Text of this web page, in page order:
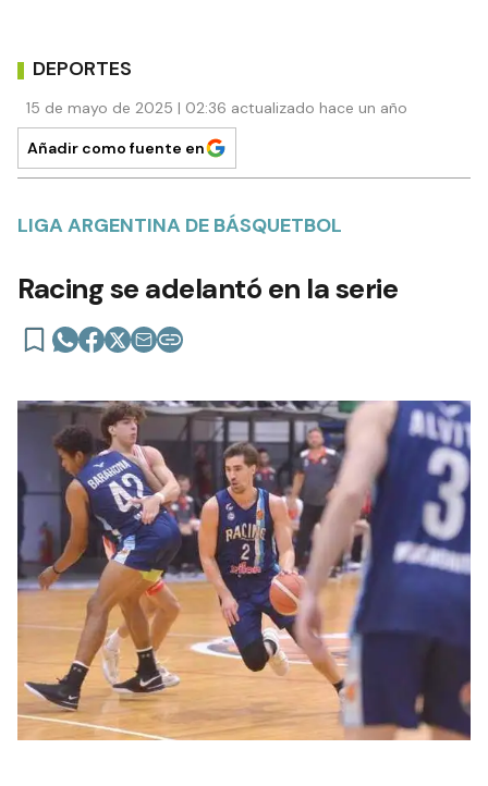
DEPORTES
15 de mayo de 2025 | 02:36 actualizado hace un año
Añadir como fuente en
LIGA ARGENTINA DE BÁSQUETBOL
Racing se adelantó en la serie